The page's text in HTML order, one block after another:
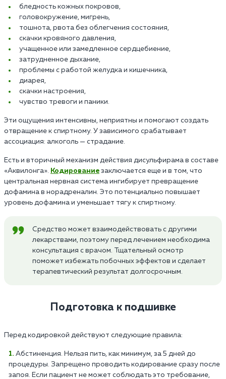
бледность кожных покровов,
головокружение, мигрень,
тошнота, рвота без облегчения состояния,
скачки кровяного давления,
учащенное или замедленное сердцебиение,
затрудненное дыхание,
проблемы с работой желудка и кишечника,
диарея,
скачки настроения,
чувство тревоги и паники.
Эти ощущения интенсивны, неприятны и помогают создать
отвращение к спиртному. У зависимого срабатывает
ассоциация: алкоголь — страдание.
Есть и вторичный механизм действия дисульфирама в составе
«Аквилонга».
Кодирование заключается еще и в том, что
центральная нервная система ингибирует превращение
дофамина в норадреналин. Это потенциально повышает
уровень дофамина и уменьшает тягу к спиртному.
Средство может взаимодействовать с другими
лекарствами, поэтому перед лечением необходима
консультация с врачом. Тщательный осмотр
поможет избежать побочных эффектов и сделает
терапевтический результат долгосрочным.
Подготовка к подшивке
Перед кодировкой действуют следующие правила:
Абстиненция. Нельзя пить, как минимум, за 5 дней до
процедуры. Запрещено проводить кодирование сразу после
запоя. Если пациент не может соблюдать это требование,